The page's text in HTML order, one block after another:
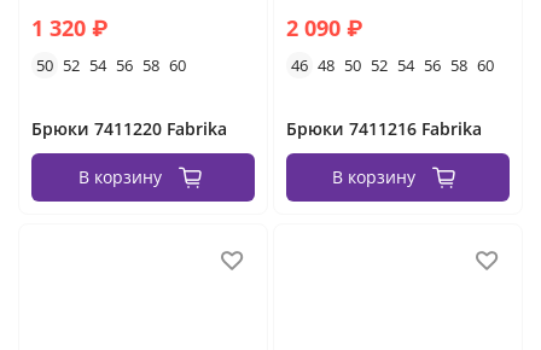
1 320 ₽
50 52 54 56 58 60
Брюки 7411220 Fabrika
В корзину
2 090 ₽
46 48 50 52 54 56 58 60
Брюки 7411216 Fabrika
В корзину